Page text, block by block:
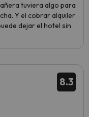
tuviera algo para
Y el cobrar alquiler
dejar el hotel sin
8.3